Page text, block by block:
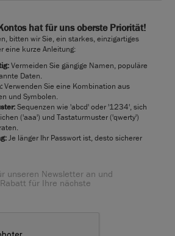
hat für uns oberste Priorität!
bitten wir Sie, ein starkes, einzigartiges
eine kurze Anleitung:
Vermeiden Sie gängige Namen, populäre
Daten.
Verwenden Sie eine Kombination aus
und Symbolen.
Sequenzen wie 'abcd' oder '1234', sich
('aaa') und Tastaturmuster ('qwerty')
Je länger Ihr Passwort ist, desto sicherer
unseren Newsletter an und
für Ihre nächste